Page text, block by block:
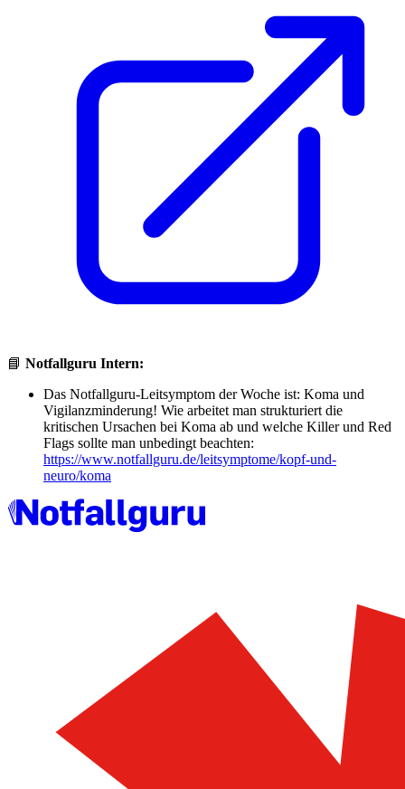
📘 Notfallguru Intern:
Das Notfallguru-Leitsymptom der Woche ist: Koma und
Vigilanzminderung! Wie arbeitet man strukturiert die
kritischen Ursachen bei Koma ab und welche Killer und Red
Flags sollte man unbedingt beachten:
https://www.notfallguru.de/leitsymptome/kopf-und-
neuro/koma